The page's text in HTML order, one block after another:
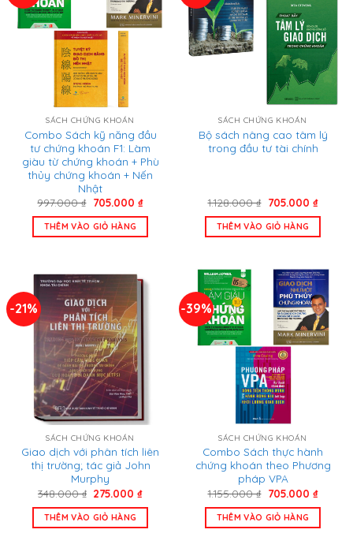
SÁCH CHỨNG KHOÁN
Combo Sách kỹ năng đầu
tư chứng khoán F1: Làm
giàu từ chứng khoán + Phù
thủy chứng khoán + Nến
Nhật
997.000₫ Giá
là:
997.000 ₫.
705.000 ₫Giá
tại
THÊM VÀO GIỎ HÀNG
SÁCH CHỨNG KHOÁN
Bộ sách nâng cao tâm lý
trong đầu tư tài chính
1.128.000₫ Giá
là:
1.128.000 ₫.
705.000 ₫Giá
tại
THÊM VÀO GIỎ HÀNG
-21%
SÁCH CHỨNG KHOÁN
Giao dịch với phân tích liên
thị trường; tác giả John
Murphy
348.000₫ Giá
là:
348.000 ₫.
275.000₫Giá
tại
THÊM VÀO GIỎ HÀNG
-39%
SÁCH CHỨNG KHOÁN
Combo Sách thực hành
chứng khoán theo Phương
pháp VPA
1.155.000₫ Giá
là:
1.155.000 ₫.
705.000 ₫Giá
tại
THÊM VÀO GIỎ HÀNG